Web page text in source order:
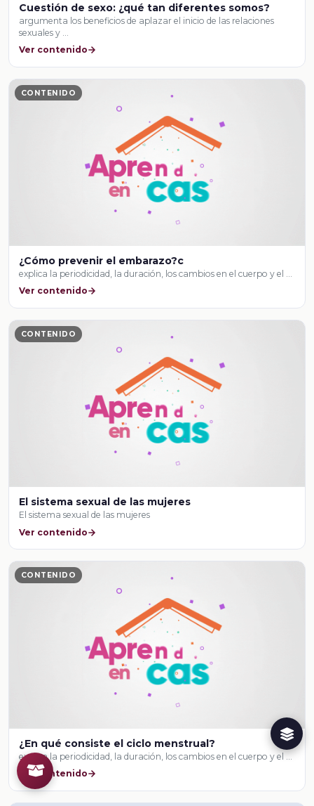
Cuestión de sexo: ¿qué tan diferentes somos?
argumenta los beneficios de aplazar el inicio de las relaciones
sexuales y …
Ver contenido
CONTENIDO
¿Cómo prevenir el embarazo?c
explica la periodicidad, la duración, los cambios en el cuerpo y el …
Ver contenido
CONTENIDO
El sistema sexual de las mujeres
El sistema sexual de las mujeres
Ver contenido
CONTENIDO
¿En qué consiste el ciclo menstrual?
explica la periodicidad, la duración, los cambios en el cuerpo y el …
Ver contenido